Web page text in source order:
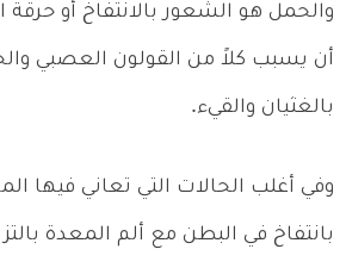
والحمل هو الشعور بالانتفاخ أو
أن يسبب كلاً من القولون العصبي
بالغثيان والقيء.
وفي أغلب الحالات التي تعاني فيها
بانتفاخ في البطن مع ألم المعدة